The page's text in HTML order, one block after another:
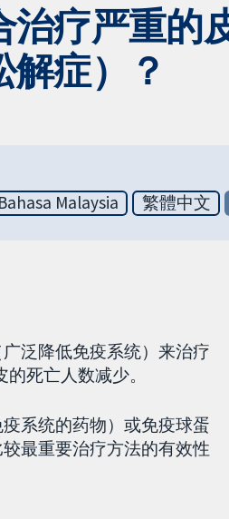
疗严重的
症）？
Bahasa Malaysia 繁體中文
泛降低免疫系统）来治疗
死亡人数减少。
系统的药物）或免疫球蛋
最重要治疗方法的有效性